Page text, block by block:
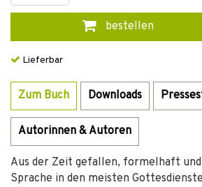
bestellen
Lieferbar
Zum Buch Downloads
Autorinnen & Autoren
Aus der Zeit gefallen, formelhaft
Sprache in den meisten